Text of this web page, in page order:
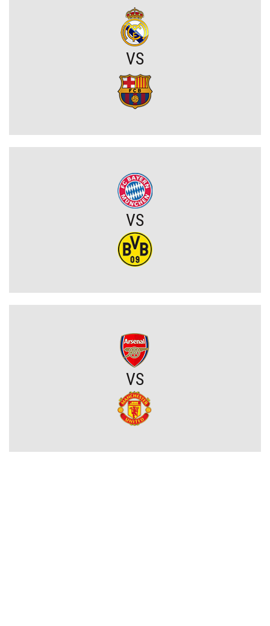
Kosmiczne żądania gwiazdora. Vinicius Junior stawia Real Madryt
Szaleństwo we Włoszech. Rewelacja Serie A wydaje ponad 100
Legia walczy o gwiazdę Sparty Praga. Pojawił się mocny konkurent
Górnik miał szczęście, a potem brakowało mu skuteczności. W
PZPN będzie miał kłopoty? Stracił bardzo ważnego partnera, nie
wiadomo, co dalej z innym gigantem
Rozczarowali w tamtym sezonie Premier League, tracą gwiazdy, ale
ogłosili nazwisko nowego trenera. To on ma poukładać klocki
zespole tylko jeden sezon i są na wylocie
Zwrot akcji w sprawie Viniciusa Juniora. Real zrobił krok w kierunku
Atlético Madryt rusza po reprezentanta Argentyny! Musi walczyć z
VS
VS
VS